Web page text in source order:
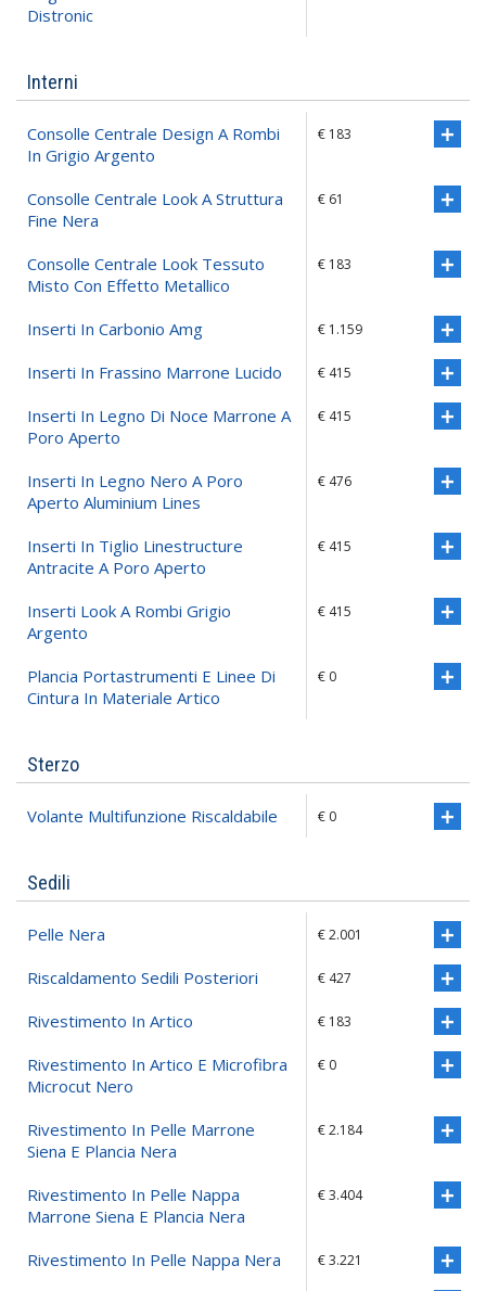
Distronic
Interni
Consolle Centrale Design A Rombi
In Grigio Argento
€ 183
Consolle Centrale Look A Struttura
Fine Nera
€ 61
Consolle Centrale Look Tessuto
Misto Con Effetto Metallico
€ 183
Inserti In Carbonio Amg € 1.159
Inserti In Frassino Marrone Lucido € 415
Inserti In Legno Di Noce Marrone A
Poro Aperto
€ 415
Inserti In Legno Nero A Poro
Aperto Aluminium Lines
€ 476
Inserti In Tiglio Linestructure
Antracite A Poro Aperto
€ 415
Inserti Look A Rombi Grigio
Argento
€ 415
Plancia Portastrumenti E Linee Di
Cintura In Materiale Artico
€ 0
Sterzo
Volante Multifunzione Riscaldabile € 0
Sedili
Pelle Nera € 2.001
Riscaldamento Sedili Posteriori € 427
Rivestimento In Artico € 183
Rivestimento In Artico E Microfibra
Microcut Nero
€ 0
Rivestimento In Pelle Marrone
Siena E Plancia Nera
€ 2.184
Rivestimento In Pelle Nappa
Marrone Siena E Plancia Nera
€ 3.404
Rivestimento In Pelle Nappa Nera € 3.221